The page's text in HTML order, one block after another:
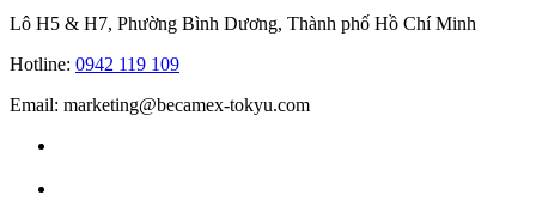
Lô H5 & H7, Phường Bình Dương, Thành phố Hồ Chí Minh
Hotline: 0942 119 109
Email: marketing@becamex-tokyu.com